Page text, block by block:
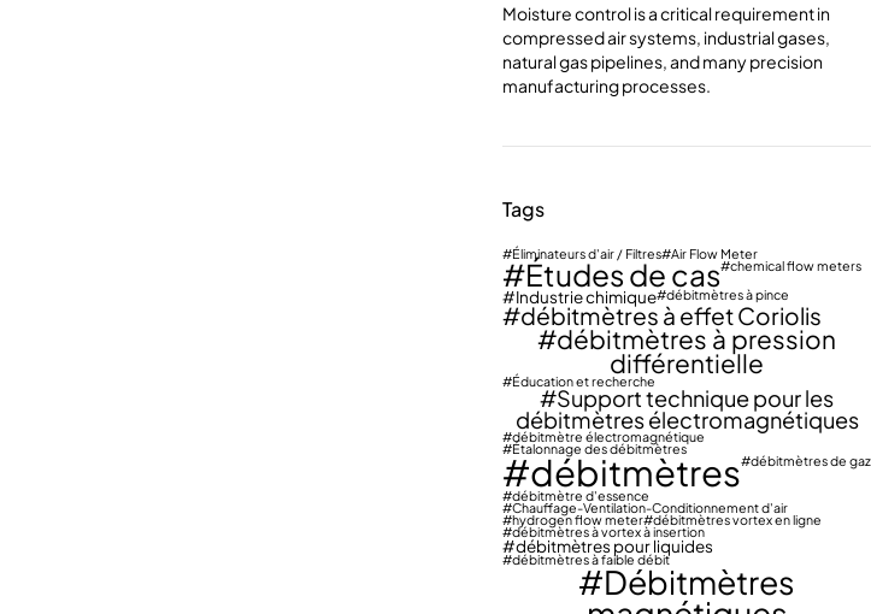
Moisture control is a critical requirement in
compressed air systems, industrial gases,
natural gas pipelines, and many precision
manufacturing processes.
Tags
Éliminateurs d'air / Filtres Air Flow Meter
Études de cas chemical flow meters
Industrie chimique débitmètres à pince
débitmètres à effet Coriolis
débitmètres à pression
différentielle
Éducation et recherche
Support technique pour les
débitmètres électromagnétiques
débitmètre électromagnétique
Étalonnage des débitmètres
débitmètres débitmètres de gaz
débitmètre d'essence
Chauffage-Ventilation-Conditionnement d'air
hydrogen flow meter débitmètres vortex en ligne
débitmètres à vortex à insertion
débitmètres pour liquides
débitmètres à faible débit
Débitmètres